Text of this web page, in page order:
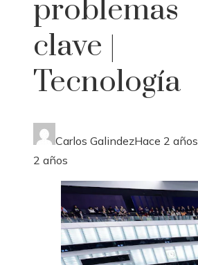
problemas
clave |
Tecnología
Carlos GalindezHace 2 años
2 años